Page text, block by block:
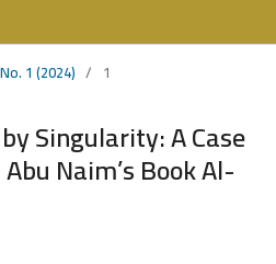
1 (2024) / 1
Singularity: A Case
Naim’s Book Al-